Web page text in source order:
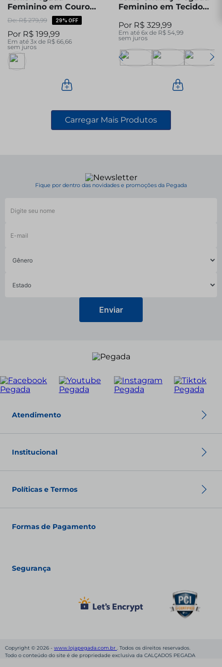
Feminino em Couro
Off White 210902-03
R$ 279,99 29% OFF
R$ 199,99
Em até 3x de R$ 66,66
sem juros
Feminino em Tecido
R$ 329,99
Em até 6x de R$ 54,99
sem juros
Fique por dentro das novidades e promoções da Pegada
Enviar
Atendimento
Política de privacidade
Política de pagamento
Institucional
Nossas Lojas
Fale conosco
Fashion Club
Políticas e Termos
Política de Troca
Política de Privacidade
Formas de Pagamento
Segurança
Copyright © 2026 - www.lojapegada.com.br . Todos os direitos reservados.
Todo o conteúdo do site é de propriedade exclusiva da CALÇADOS PEGADA